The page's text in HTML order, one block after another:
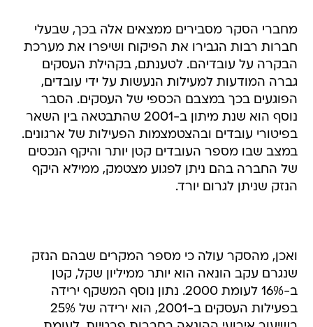
מחברי הסקר מסבירים ממצאים אלה בכך, שבעלי
חברות רבות הגבירו את הפיקוח ושיפרו את מערכת
הבקרה על עובדיהם. לטענתם, בקהילת העסקים
גברה המודעות למעילות הנעשות על ידי עובדים,
הפוגעים בכך במצבם הכספי של העסקים. הסבר
נוסף הוא שנת מיתון ב-2001 שהתבטאה בין השאר
בפיטורי עובדים ובהצטמצמות הפעילות של ארגונים.
במצב שבו מספר העובדים קטן יותר והיקף הנכסים
של החברה בהם ניתן לפגוע מצטמק, ממילא היקף
הנזק שניתן לגרום יורד.
ואכן, מהסקר עולה כי מספר המקרים שבהם הנזק
שנגרם עקב הונאה הוא יותר ממיליון שקל, קטן
ב-16% לעומת 2000. נתון נוסף המשקף ירידה
בפעילות העסקים ב-2001, הוא ירידה של 25%